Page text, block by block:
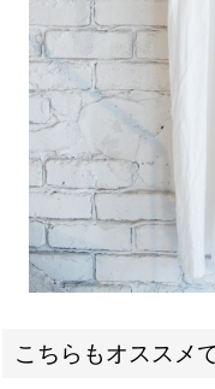
こちらもオススメで